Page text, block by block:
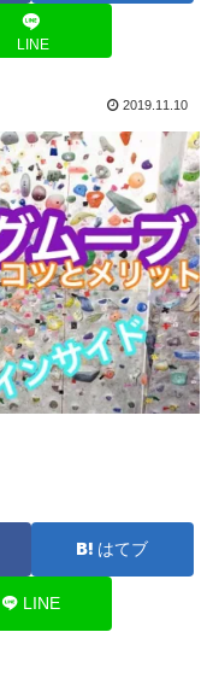
LINE
2019.11.10
はてブ
LINE